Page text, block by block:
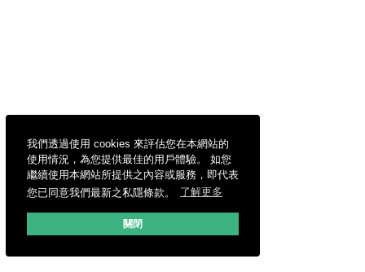
我們透過使用 cookies 來評估您在本網站的
使用情況，為您提供最佳的用戶體驗。 如您
繼續使用本網站所提供之內容或服務，即代表
您已同意我們最新之私隱條款。
了解更多
關閉